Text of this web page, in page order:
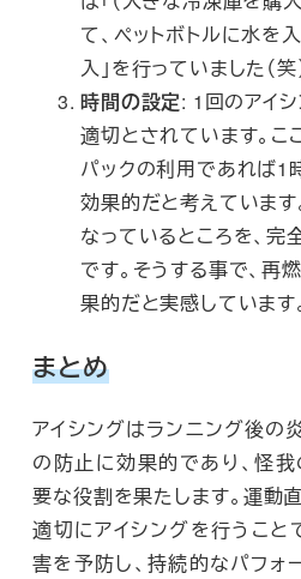
て、ペットボトルに水を
入」を行っていました（笑
時間の設定: 1回のアイ
適切とされています。こ
パックの利用であれば1
効果的だと考えていま
なっているところを、完
です。そうする事で、再
果的だと実感しています
まとめ
アイシングはランニング後の
の防止に効果的であり、怪
要な役割を果たします。運動
適切にアイシングを行うこと
害を予防し、持続的なパフォ